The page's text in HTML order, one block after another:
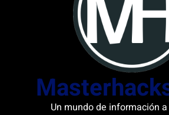
Un mundo de información